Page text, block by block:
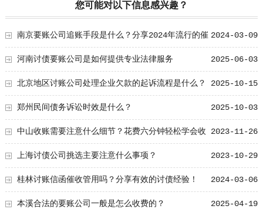
您可能对以下信息感兴趣？
2024-03-09
南京要账公司追账手段是什么？分享2024年流行的催
账方式 2025-06-03
河南讨债要账公司是如何提供专业法律服务
2025-10-15
北京地区讨账公司处理企业欠款的起诉流程是什么？
详细解读企业债务法律途径 2025-10-03
郑州民间债务诉讼时效是什么？
2023-11-26
中山收账需要注意什么细节？花费六分钟轻松学会收
账技巧！ 2023-10-29
上海讨债公司挑选主要注意什么事项？
2024-03-06
桂林讨账信函催收管用吗？分享有效的讨债经验！
2025-04-19
本溪合法的要账公司一般是怎么收费的？